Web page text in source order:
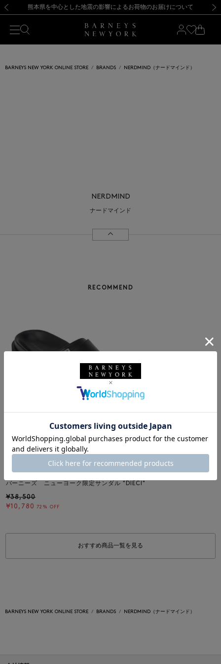
新規登録のお客様も対象！＜MY BARNEYS＞会員のお客様は11,000円（税込）以上のお買上げで常時送料無料！お買い物の際は会員登録を！
【夏季休業に伴う返品・交換承り一時停止のお知らせ】（2026.8.5）
熊本県を中心とした地震の影響によるお荷物のお届けについて
【開催中】SUMMER SALEのご案内・ご注意事項 新規登録のお客様も対象！＜MY BARNEYS＞会員のお客様は11,000円（税込）以上のお買上げで常時送料無料！お買い物の際は会員登録を！
【夏季休業に伴う返品・交換承り一時停止のお知らせ】（2026.8.5）
BARNEYS NEW YORK ONLINE STORE BRANDS NERDMIND（ナードマインド）
NERDMIND
ナードマインド
RECOMMEND
NERDMIND
バーニーズ ニューヨーク限定サンダル "DIECI"
¥38,500
¥10,780 72% OFF
おすすめ商品一覧を見る
BARNEYS NEW YORK ONLINE STORE BRANDS NERDMIND（ナードマインド）